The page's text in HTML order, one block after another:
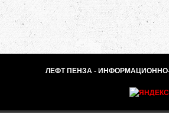
ЛЕФТ ПЕНЗА - ИНФОРМАЦИОННО-